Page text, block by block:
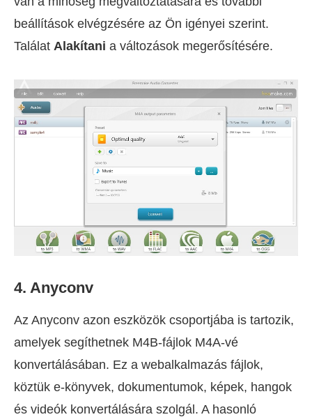
beállítások elvégzésére az Ön igényei szerint.
Találat Alakítani a változások megerősítésére.
4. Anyconv
Az Anyconv azon eszközök csoportjába is tartozik,
amelyek segíthetnek M4B-fájlok M4A-vé
konvertálásában. Ez a webalkalmazás fájlok,
köztük e-könyvek, dokumentumok, képek, hangok
és videók konvertálására szolgál. A hasonló